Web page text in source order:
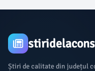
Știri de calitate din județul